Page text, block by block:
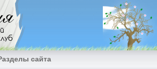
содержанию
сайта